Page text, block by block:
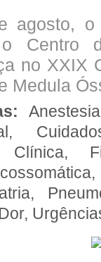
agosto, o
Centro
no XXIX
Medula
Clínica,